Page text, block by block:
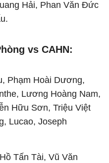
Hải, Phan Văn Đức
vs CAHN:
Phạm Hoài Dương,
Lương Hoàng Nam,
Hữu Sơn, Triệu Việt
Lucao, Joseph
Tấn Tài, Vũ Văn